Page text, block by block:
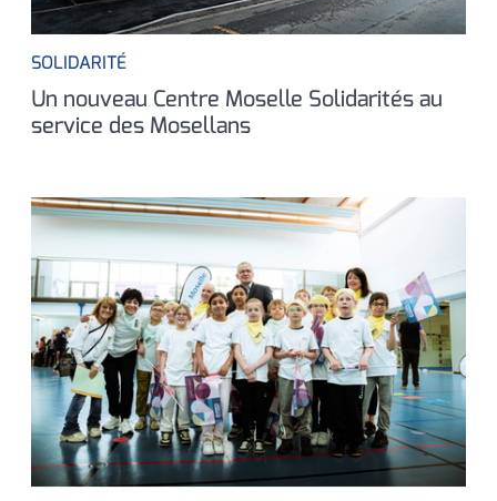
SOLIDARITÉ
Un nouveau Centre Moselle Solidarités au
service des Mosellans